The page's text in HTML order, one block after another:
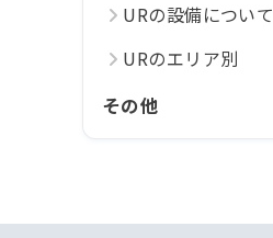
URの設備について
URのエリア別
その他